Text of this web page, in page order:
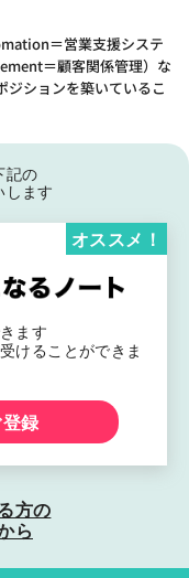
＝営業支援システ
＝顧客関係管理）な
ジションを築いているこ
記の
します
ます
けることができま
オススメ！
録
方の
ら